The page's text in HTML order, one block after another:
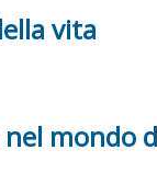
vita
mondo